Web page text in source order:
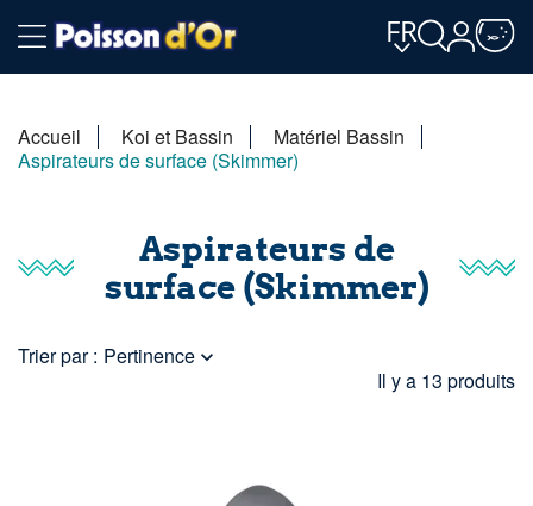
FR
Accueil Koi et Bassin
Matériel Bassin
Aspirateurs de surface (Skimmer)
Aspirateurs de
surface (Skimmer)
Trier par : Pertinence 
Il y a 13 produits